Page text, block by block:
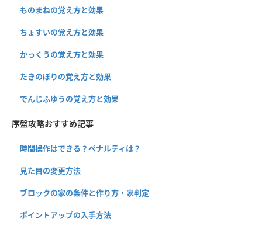
ものまねの覚え方と効果
ちょすいの覚え方と効果
かっくうの覚え方と効果
たきのぼりの覚え方と効果
でんじふゆうの覚え方と効果
序盤攻略おすすめ記事
時間操作はできる？ペナルティは？
見た目の変更方法
ブロックの家の条件と作り方・家判定
ポイントアップの入手方法